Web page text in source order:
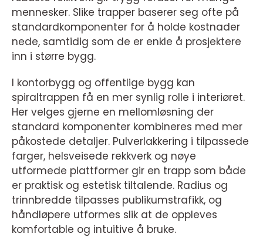
mennesker. Slike trapper baserer seg ofte på
standardkomponenter for å holde kostnader
nede, samtidig som de er enkle å prosjektere
inn i større bygg.
I kontorbygg og offentlige bygg kan
spiraltrappen få en mer synlig rolle i interiøret.
Her velges gjerne en mellomløsning der
standard komponenter kombineres med mer
påkostede detaljer. Pulverlakkering i tilpassede
farger, helsveisede rekkverk og nøye
utformede plattformer gir en trapp som både
er praktisk og estetisk tiltalende. Radius og
trinnbredde tilpasses publikumstrafikk, og
håndløpere utformes slik at de oppleves
komfortable og intuitive å bruke.